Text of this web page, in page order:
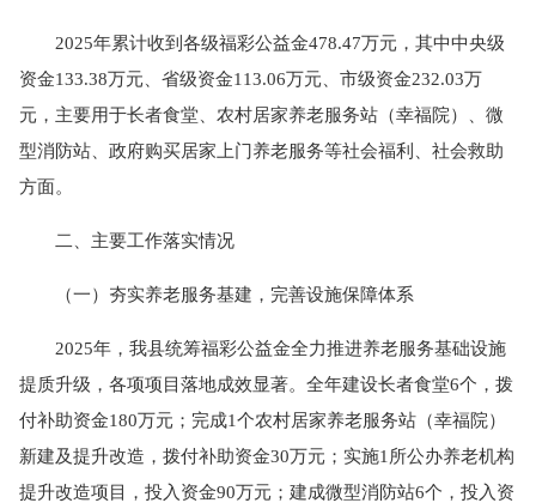
2025年累计收到各级福彩公益金478.47万元，其中中央级
资金133.38万元、省级资金113.06万元、市级资金232.03万
元，主要用于长者食堂、农村居家养老服务站（幸福院）、微
型消防站、政府购买居家上门养老服务等社会福利、社会救助
方面。
二、主要工作落实情况
（一）夯实养老服务基建，完善设施保障体系
2025年，我县统筹福彩公益金全力推进养老服务基础设施
提质升级，各项项目落地成效显著。全年建设长者食堂6个，拨
付补助资金180万元；完成1个农村居家养老服务站（幸福院）
新建及提升改造，拨付补助资金30万元；实施1所公办养老机构
提升改造项目，投入资金90万元；建成微型消防站6个，投入资